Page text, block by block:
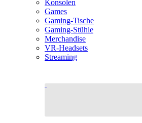
Konsolen
Games
Gaming-Tische
Gaming-Stühle
Merchandise
VR-Headsets
Streaming